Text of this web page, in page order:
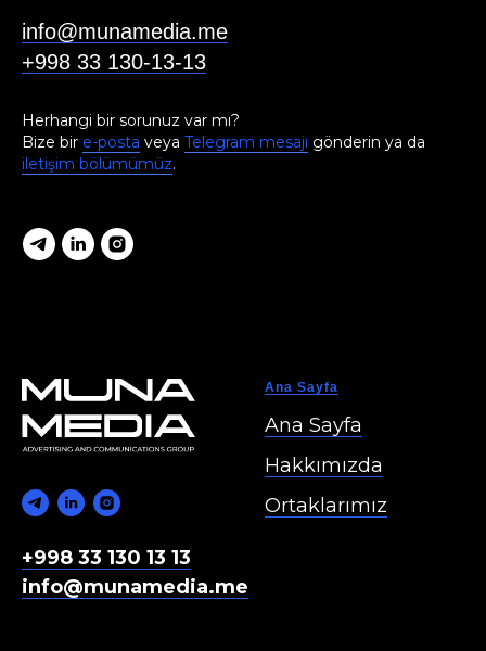
info@munamedia.me
+998 33 130-13-13
Herhangi bir sorunuz var mı?
Bize bir e-posta veya Telegram mesajı gönderin ya da
iletişim bölümümüz.
+998 33 130 13 13
info@munamedia.me
Ana Sayfa
Ana Sayfa
Hakkımızda
Ortaklarımız